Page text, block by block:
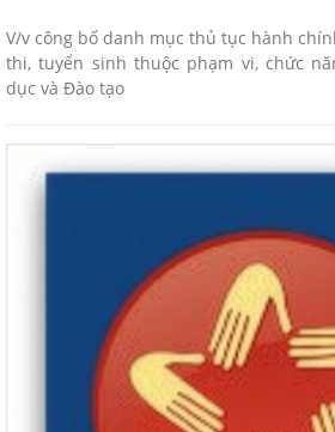
V/v công bố danh mục thủ tục hành
thi, tuyển sinh thuộc phạm vi, chức
dục và Đào tạo